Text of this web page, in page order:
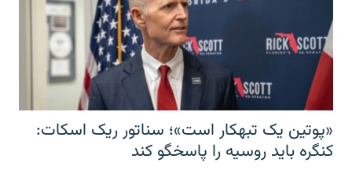
«پوتین یک تبهکار است»؛ سناتور ریک اسکات:
کنگره باید روسیه را پاسخگو کند